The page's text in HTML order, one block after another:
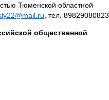
Тюменской областной
, тел. 89829080823
общественной